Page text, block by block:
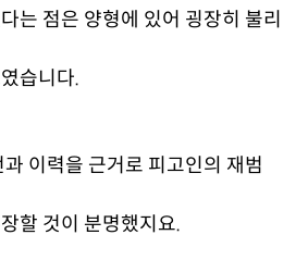
는 점은 양형에 있어 굉장히 불리
습니다.
이력을 근거로 피고인의 재범
할 것이 분명했지요.